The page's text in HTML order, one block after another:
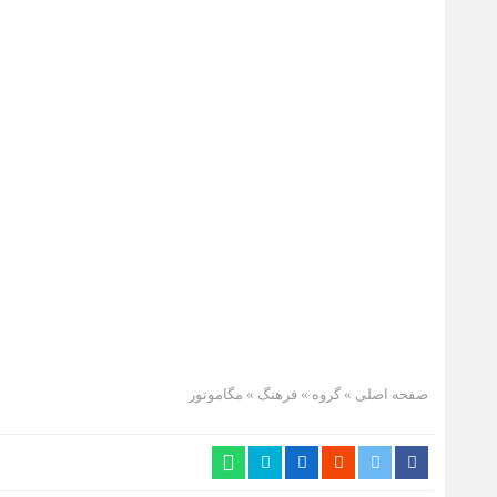
صفحه اصلی » گروه » فرهنگ » مگاموتور